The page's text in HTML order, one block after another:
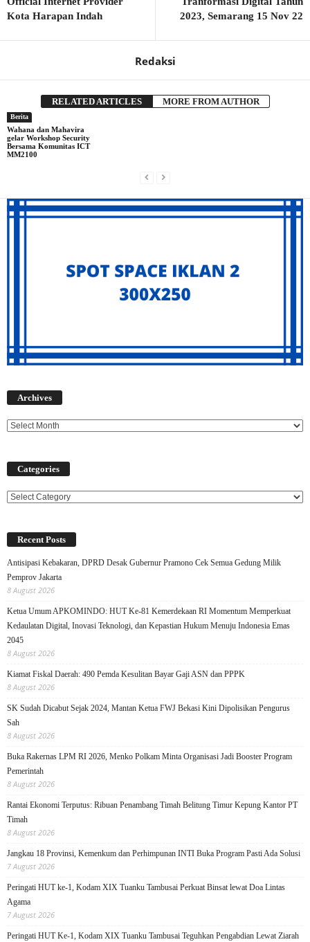
Kota Harapan Indah
2023, Semarang 15 Nov 22
Redaksi
RELATED ARTICLES MORE FROM AUTHOR
Berita
Wahana dan Mahavira
gelar Workshop Security
Bersama Komunitas ICT
MM2100
Archives
Categories
Categories
Recent Posts
Antisipasi Kebakaran, DPRD Desak Gubernur Pramono Cek Semua Gedung Milik
Pemprov Jakarta
8 August 2026
Ketua Umum APKOMINDO: HUT Ke-81 Kemerdekaan RI Momentum Memperkuat
Kedaulatan Digital, Inovasi Teknologi, dan Kepastian Hukum Menuju Indonesia Emas
2045
8 August 2026
Kiamat Fiskal Daerah: 490 Pemda Kesulitan Bayar Gaji ASN dan PPPK
8 August 2026
SK Sudah Dicabut Sejak 2024, Mantan Ketua FWJ Bekasi Kini Dipolisikan Pengurus
Sah
8 August 2026
Buka Rakernas LPM RI 2026, Menko Polkam Minta Organisasi Jadi Booster Program
Pemerintah
8 August 2026
Rantai Ekonomi Terputus: Ribuan Penambang Timah Belitung Timur Kepung Kantor PT
Timah
8 August 2026
Jangkau 18 Provinsi, Kemenkum dan Perhimpunan INTI Buka Program Pasti Ada Solusi
7 August 2026
Peringati HUT ke-1, Kodam XIX Tuanku Tambusai Perkuat Binsat lewat Doa Lintas
Agama
7 August 2026
Peringati HUT Ke-1, Kodam XIX Tuanku Tambusai Teguhkan Pengabdian Lewat Ziarah